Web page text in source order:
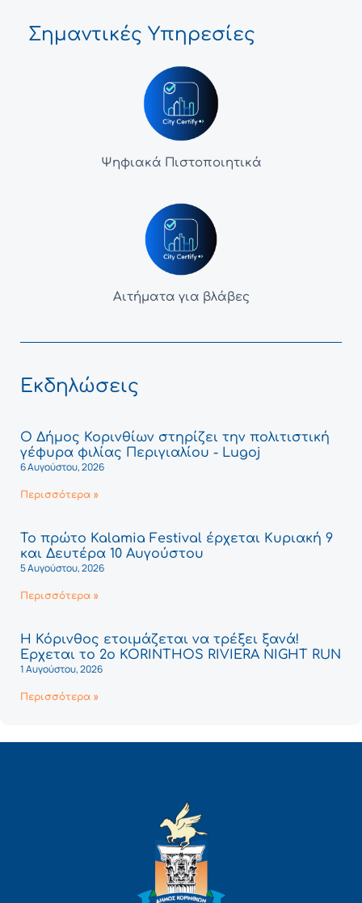
Σημαντικές Υπηρεσίες
Ψηφιακά Πιστοποιητικά
Αιτήματα για βλάβες
Εκδηλώσεις
Ο Δήμος Κορινθίων στηρίζει την πολιτιστική
γέφυρα φιλίας Περιγιαλίου - Lugoj
6 Αυγούστου, 2026
Περισσότερα »
Το πρώτο Kalamia Festival έρχεται Κυριακή 9
και Δευτέρα 10 Αυγούστου
5 Αυγούστου, 2026
Περισσότερα »
Η Κόρινθος ετοιμάζεται να τρέξει ξανά!
Έρχεται το 2ο KORINTHOS RIVIERA NIGHT RUN
1 Αυγούστου, 2026
Περισσότερα »